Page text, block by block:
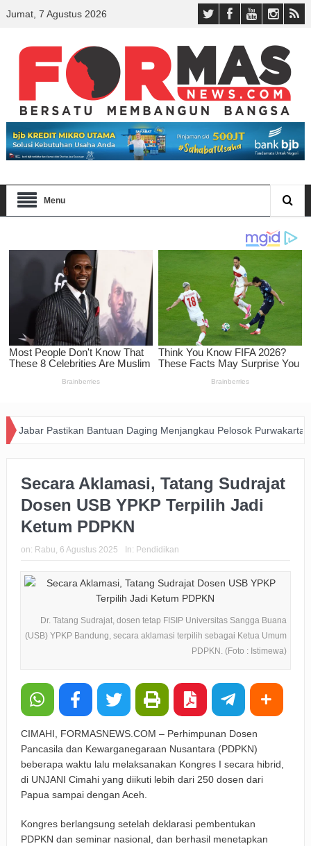
Jumat, 7 Agustus 2026
Menu
Bantuan Daging Menjangkau Pelosok Purwakarta
Secara Aklamasi, Tatang Sudrajat
Dosen USB YPKP Terpilih Jadi
Ketum PDPKN
on: Rabu, 6 Agustus 2025 In: Pendidikan
Dr. Tatang Sudrajat, dosen tetap FISIP Universitas Sangga Buana
(USB) YPKP Bandung, secara aklamasi terpilih sebagai Ketua Umum
PDPKN. (Foto : Istimewa)
CIMAHI, FORMASNEWS.COM – Perhimpunan Dosen
Pancasila dan Kewarganegaraan Nusantara (PDPKN)
beberapa waktu lalu melaksanakan Kongres I secara hibrid,
di UNJANI Cimahi yang diikuti lebih dari 250 dosen dari
Papua sampai dengan Aceh.
Kongres berlangsung setelah deklarasi pembentukan
PDPKN dan seminar nasional, dan berhasil menetapkan